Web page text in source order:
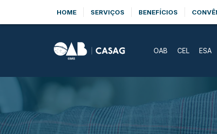
HOME SERVIÇOS BENEFÍCIOS
OAB CEL ESA